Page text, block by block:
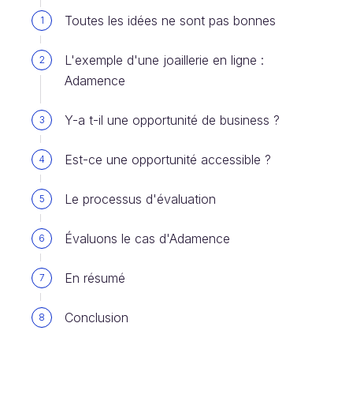
1 Toutes les idées ne sont pas bonnes
2
L'exemple d'une joaillerie en ligne :
Adamence
3 Y-a t-il une opportunité de business ?
4 Est-ce une opportunité accessible ?
5 Le processus d'évaluation
6 Évaluons le cas d'Adamence
7 En résumé
8 Conclusion